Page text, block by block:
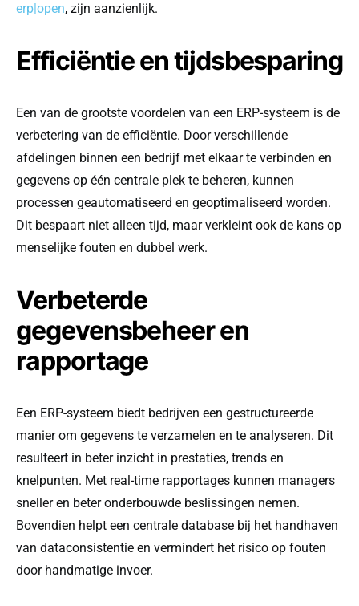
erp|open, zijn aanzienlijk.
Efficiëntie en tijdsbesparing
Een van de grootste voordelen van een ERP-systeem is de
verbetering van de efficiëntie. Door verschillende
afdelingen binnen een bedrijf met elkaar te verbinden en
gegevens op één centrale plek te beheren, kunnen
processen geautomatiseerd en geoptimaliseerd worden.
Dit bespaart niet alleen tijd, maar verkleint ook de kans op
menselijke fouten en dubbel werk.
Verbeterde
gegevensbeheer en
rapportage
Een ERP-systeem biedt bedrijven een gestructureerde
manier om gegevens te verzamelen en te analyseren. Dit
resulteert in beter inzicht in prestaties, trends en
knelpunten. Met real-time rapportages kunnen managers
sneller en beter onderbouwde beslissingen nemen.
Bovendien helpt een centrale database bij het handhaven
van dataconsistentie en vermindert het risico op fouten
door handmatige invoer.